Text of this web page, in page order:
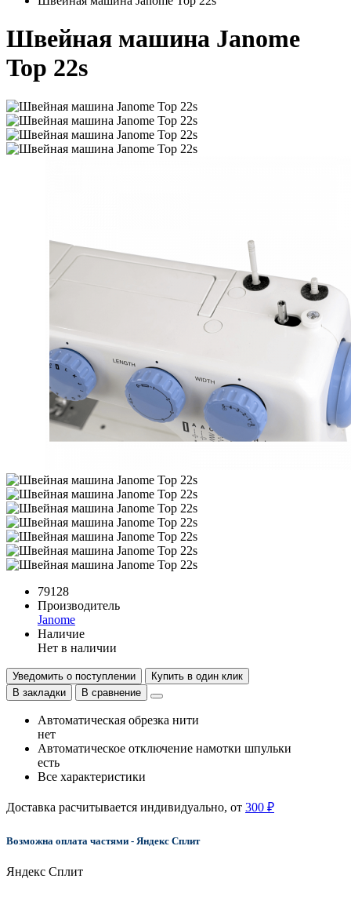
Швейная машина Janome
Top 22s
79128
Производитель
Janome
Наличие
Нет в наличии
Уведомить о поступлении
Купить в один клик
В закладки
В сравнение
Автоматическая обрезка нити
нет
Автоматическое отключение намотки шпульки
есть
Все характеристики
Доставка расчитывается индивидуально, от 300 ₽
Возможна оплата частями - Яндекс Сплит
Яндекс Сплит